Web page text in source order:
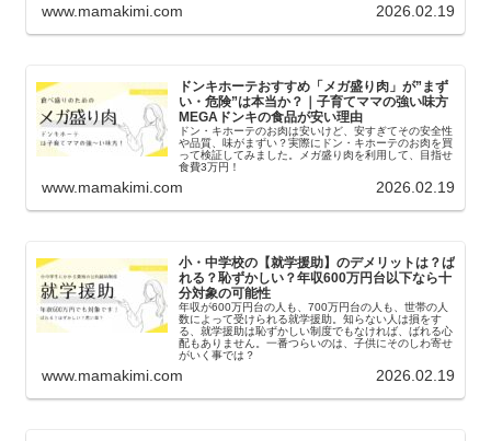
www.mamakimi.com 2026.02.19
ドンキホーテおすすめ「メガ盛り肉」が”まず
い・危険”は本当か？｜子育てママの強い味方
MEGAドンキの食品が安い理由
ドン・キホーテのお肉は安いけど、安すぎてその安全性
や品質、味がまずい？実際にドン・キホーテのお肉を買
って検証してみました。メガ盛り肉を利用して、目指せ
食費3万円！
www.mamakimi.com 2026.02.19
小・中学校の【就学援助】のデメリットは？ば
れる？恥ずかしい？年収600万円台以下なら十
分対象の可能性
年収が600万円台の人も、700万円台の人も、世帯の人
数によって受けられる就学援助。知らない人は損をす
る、就学援助は恥ずかしい制度でもなければ、ばれる心
配もありません。一番つらいのは、子供にそのしわ寄せ
がいく事では？
www.mamakimi.com 2026.02.19